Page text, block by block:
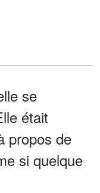
se
était
propos de
si quelque